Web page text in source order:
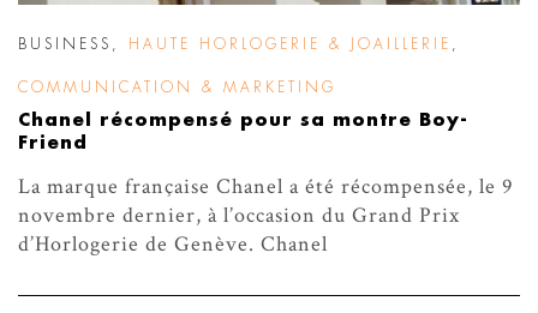
BUSINESS HAUTE HORLOGERIE & JOAILLERIE
COMMUNICATION & MARKETING
Chanel récompensé pour sa montre Boy-
Friend
La marque française Chanel a été récompensée, le 9
novembre dernier, à l’occasion du Grand Prix
d’Horlogerie de Genève. Chanel